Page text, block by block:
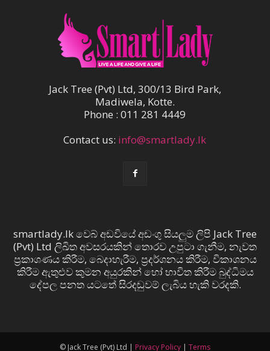
Jack Tree (Pvt) Ltd, 300/13 Bird Park,
Madiwela, Kotte.
Phone : 011 281 4449
Contact us: info@smartlady.lk
smartlady.lk වෙබ් අඩවියේ අඩංගු සියලුම ලිපි Jack Tree
(Pvt) Ltd ලිඛිත අවසරයකින් තොරව උපුටා ගැනීම, නැවත
ප්‍රකාශණය කිරීම, බෙදාහැරීම, ප්‍රදර්ශනය කිරීම, විකාශනය
කිරීම ඇතුළුව කුමන අයුරකින් හෝ භාවිත කිරීම බුද්ධිමය
දේපල පනත යටතේ සිරදඬුවම් ලැබිය හැකි වරදකි.
© Jack Tree (Pvt) Ltd | Privacy Policy | Terms